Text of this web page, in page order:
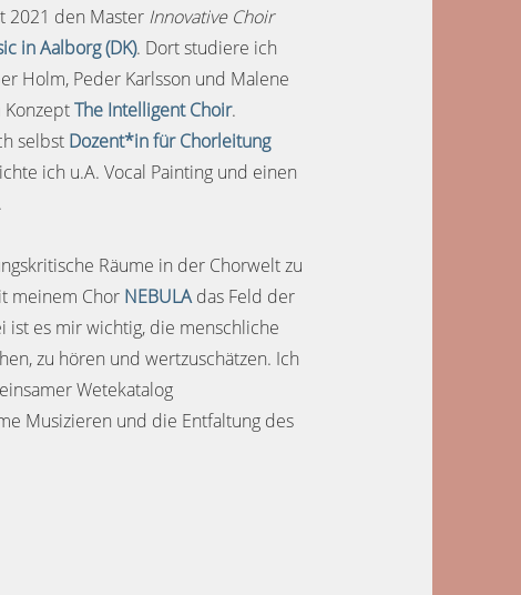
2021 den Master Innovative Choir
in Aalborg (DK). Dort studiere ich
Holm, Peder Karlsson und Malene
KonzeptThe Intelligent Choir.
selbst Dozent*in für Chorleitung
ich u.A. Vocal Painting und einen
Räume in der Chorwelt zu
meinem Chor NEBULAdas Feld der
es mir wichtig, die menschliche
zu hören und wertzuschätzen. Ich
Wetekatalog
Musizieren und die Entfaltung des